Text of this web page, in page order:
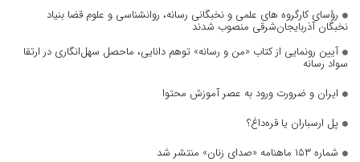
رؤسای کارگروه های علمی و نخبگانی رسانه، روانشناسی و علوم قضا بنیاد
نخبگان آذربایجان‌شرقی منصوب شدند
آیین رونمایی از کتاب «من و رسانه» توهم دانایی، ماحصل سهل‌انگاری در ارتقا
سواد رسانه
ایران و ضرورت ورود به عصر آموزش محتوا
پل ارسباران یا قره‌داغ؟
شماره ۱۵۳ ماهنامه «صدای زنان» منتشر شد